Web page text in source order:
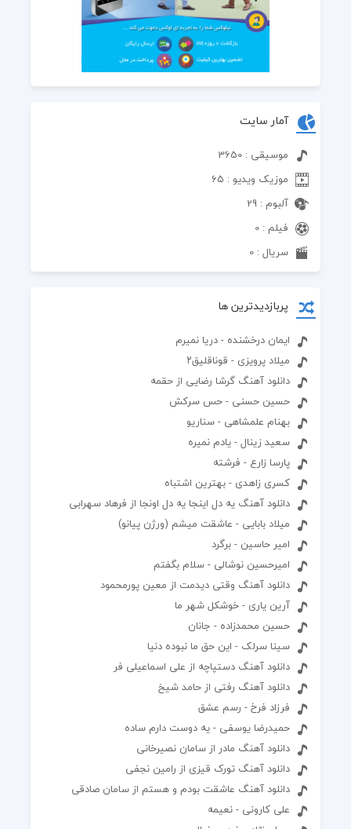
آمار سایت
موسیقی : 3650
موزیک ویدیو : 65
آلبوم : 29
فیلم : 0
سریال : 0
پربازدیدترین ها
ایمان درخشنده - دریا نمیرم
میلاد پرویزی - قوناقلیق۲
دانلود آهنگ گرشا رضایی از حقمه
حسین حسنی - حس سرکش
بهنام علمشاهی - سناریو
سعید زینال - یادم نمیره
پارسا زارع - فرشته
کسری زاهدی - بهترین اشتباه
دانلود آهنگ یه دل اینجا یه دل اونجا از فرهاد سهرابی
میلاد بابایی - عاشقت میشم (ورژن پیانو)
امیر حاسین - برگرد
امیرحسین نوشالی - سلام بگفتم
دانلود آهنگ وقتی دیدمت از معین پورمحمود
آرین یاری - خوشکل شهر ما
حسین محمدزاده - جانان
سینا سرلک - این حق ما نبوده دنیا
دانلود آهنگ دستپاچه از علی اسماعیلی فر
دانلود آهنگ رفتی از حامد شیخ
فرزاد فرخ - رسم عشق
حمیدرضا یوسفی - یه دوست دارم ساده
دانلود آهنگ مادر از سامان نصیرخانی
دانلود آهنگ تورک قیزی از رامین نجفی
دانلود آهنگ عاشقت بودم و هستم از سامان صادقی
علی کارونی - نعیمه